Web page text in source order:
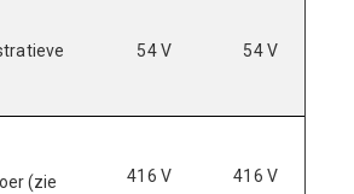
54 V 54 V
(zie
416 V
416 V